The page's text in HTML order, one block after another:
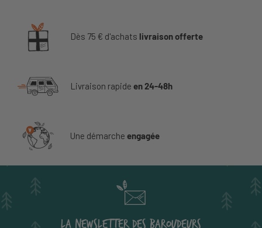
Dès 75 € d'achats livraison offerte
Livraison rapide en 24-48h
Une démarche engagée
LA NEWSLETTER DES BAROUDEURS